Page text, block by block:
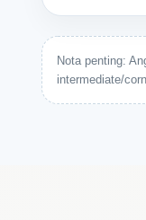
Nota penting:
intermediate/